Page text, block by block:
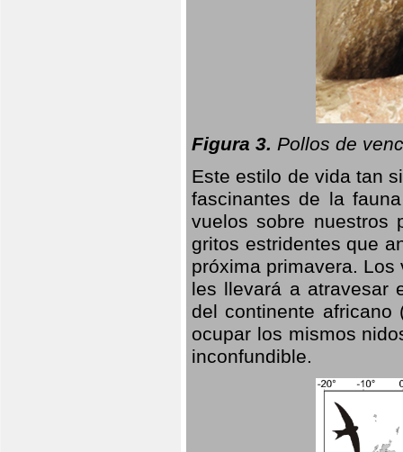
Figura 3. Pollos de
Este estilo de vida tan
fascinantes de la
vuelos sobre nuestros
gritos estridentes que
próxima primavera.
les llevará a atravesar
del continente
ocupar los mismos
inconfundible.